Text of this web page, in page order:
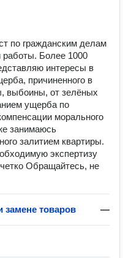
по гражданским делам
работы. Более 1000
интересы в
причиненного в
выбоины, от зелёных
ущерба по
морального
занимаюсь
залитием квартиры.
экспертизу
Обращайтесь, не
замене товаров —